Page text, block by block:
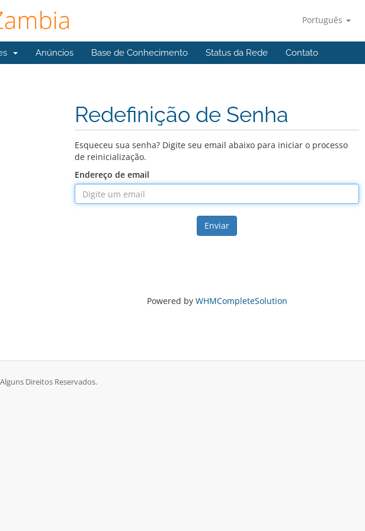
Português
Anúncios Base de Conhecimento Status da Rede Contato
Redefinição de Senha
Esqueceu sua senha? Digite seu email abaixo para iniciar o processo
de reinicialização.
Endereço de email
Enviar
Powered by WHMCompleteSolution
Direitos Reservados.